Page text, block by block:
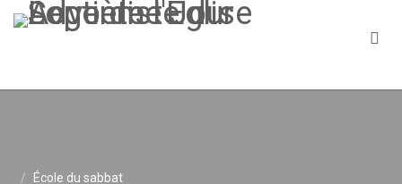
École du sabbat